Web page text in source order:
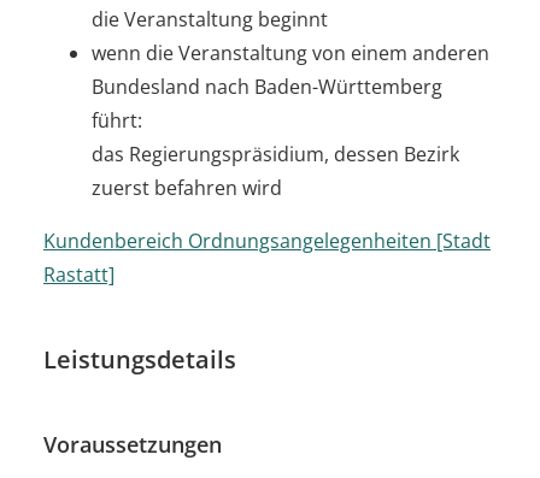
die Veranstaltung beginnt
wenn die Veranstaltung von einem anderen
Bundesland nach Baden-Württemberg
führt:
das Regierungspräsidium, dessen Bezirk
zuerst befahren wird
Kundenbereich Ordnungsangelegenheiten [Stadt
Rastatt]
Leistungsdetails
Voraussetzungen